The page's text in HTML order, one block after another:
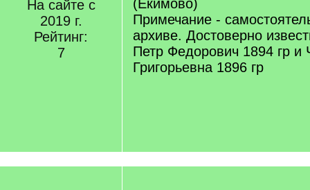
На сайте с
2019 г.
Рейтинг:
7
(Екимово)
Примечание -
архиве. Достоверно
Петр Федорович 1894 гр и
Григорьевна 1896 гр